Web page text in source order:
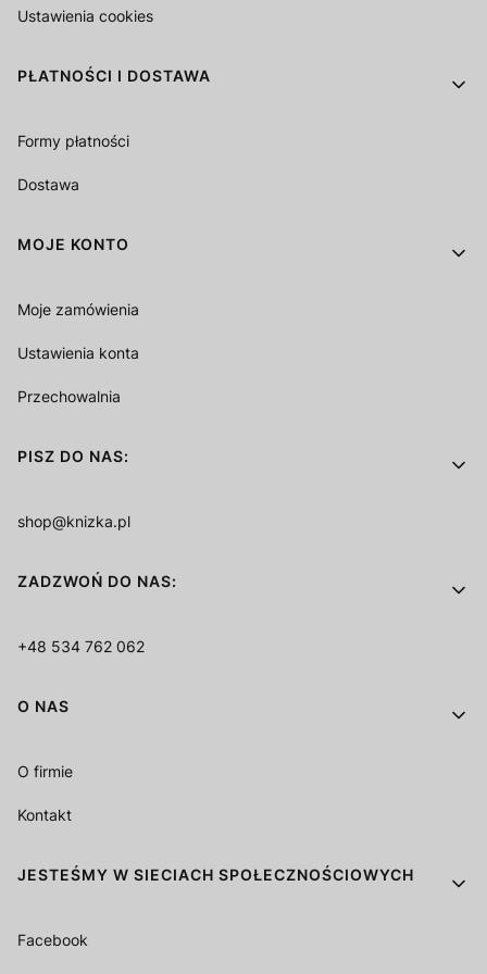
Ustawienia cookies
PŁATNOŚCI I DOSTAWA
Formy płatności
Dostawa
MOJE KONTO
Moje zamówienia
Ustawienia konta
Przechowalnia
PISZ DO NAS:
shop@knizka.pl
ZADZWOŃ DO NAS:
+48 534 762 062
O NAS
O firmie
Kontakt
JESTEŚMY W SIECIACH SPOŁECZNOŚCIOWYCH
Facebook